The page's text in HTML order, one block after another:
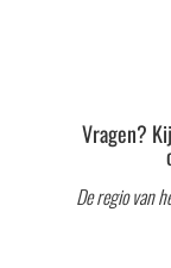
Vragen?
De regio van